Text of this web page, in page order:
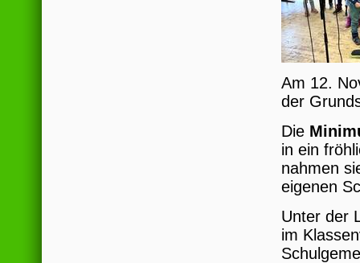
Am 12.
der
Die
in ein
nahmen
eigenen
Unter der
im